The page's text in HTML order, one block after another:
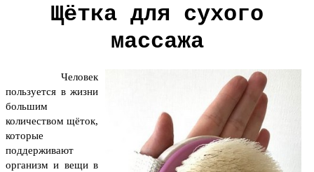
Щётка для сухого
массажа
Человек
пользуется в жизни
большим
количеством щёток,
которые
поддерживают
организм и вещи в